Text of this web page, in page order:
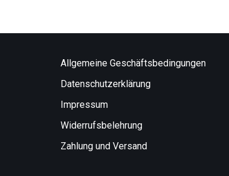
Allgemeine Geschäftsbedingungen
Datenschutzerklärung
Impressum
Widerrufsbelehrung
Zahlung und Versand